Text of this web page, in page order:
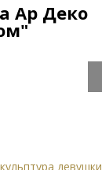
Ар Деко
девушки